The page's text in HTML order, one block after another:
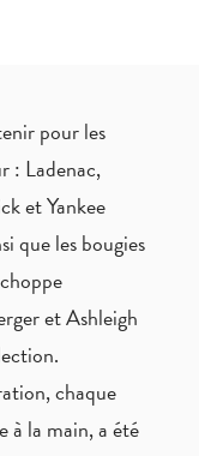
pour les
: Ladenac,
et Yankee
que les bougies
et Ashleigh
chaque
à la main, a été